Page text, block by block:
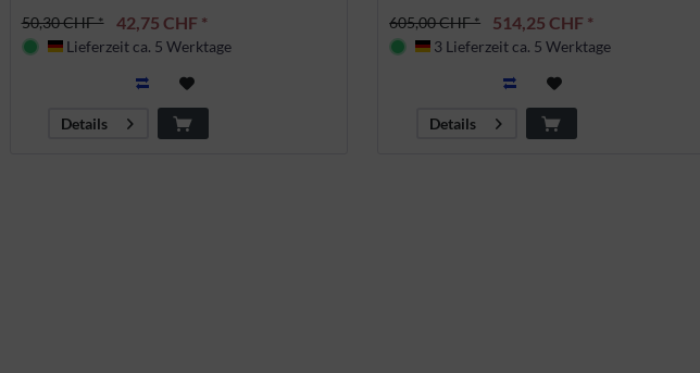
50,30 CHF * 42,75 CHF *
Deutschland
Lieferzeit ca. 5 Werktage
Details
605,00 CHF * 514,25 CHF *
Deutschland
3 Lieferzeit ca. 5 Werktage
Details